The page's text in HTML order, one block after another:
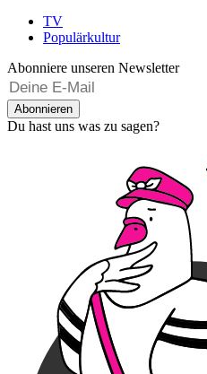
TV
Populärkultur
Abonniere unseren Newsletter
Abonnieren
Du hast uns was zu sagen?